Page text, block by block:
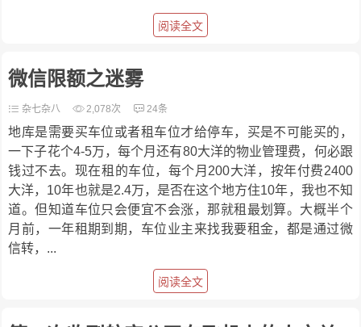
阅读全文
微信限额之迷雾
杂七杂八 2,078次 24条
地库是需要买车位或者租车位才给停车，买是不可能买的，
一下子花个4-5万，每个月还有80大洋的物业管理费，何必跟
钱过不去。现在租的车位，每个月200大洋，按年付费2400
大洋，10年也就是2.4万，是否在这个地方住10年，我也不知
道。但知道车位只会便宜不会涨，那就租最划算。大概半个
月前，一年租期到期，车位业主来找我要租金，都是通过微
信转，...
阅读全文